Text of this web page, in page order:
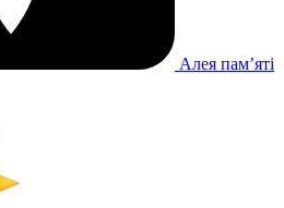
Алея памʼяті